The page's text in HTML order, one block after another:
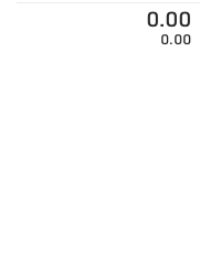
0.00
0.00